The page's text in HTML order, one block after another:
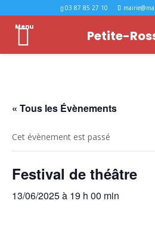
03 87 85 27 10
« Tous les Évènements
Cet évènement est passé
Festival de théâtre
13/06/2025 à 19 h 00 min
Menu
Petite-